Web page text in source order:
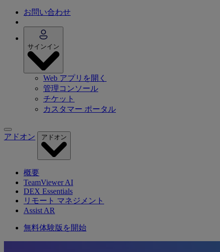
お問い合わせ
サインイン
Web アプリを開く
管理コンソール
チケット
カスタマー ポータル
アドオン アドオン
概要
TeamViewer AI
DEX Essentials
リモート マネジメント
Assist AR
無料体験版を開始